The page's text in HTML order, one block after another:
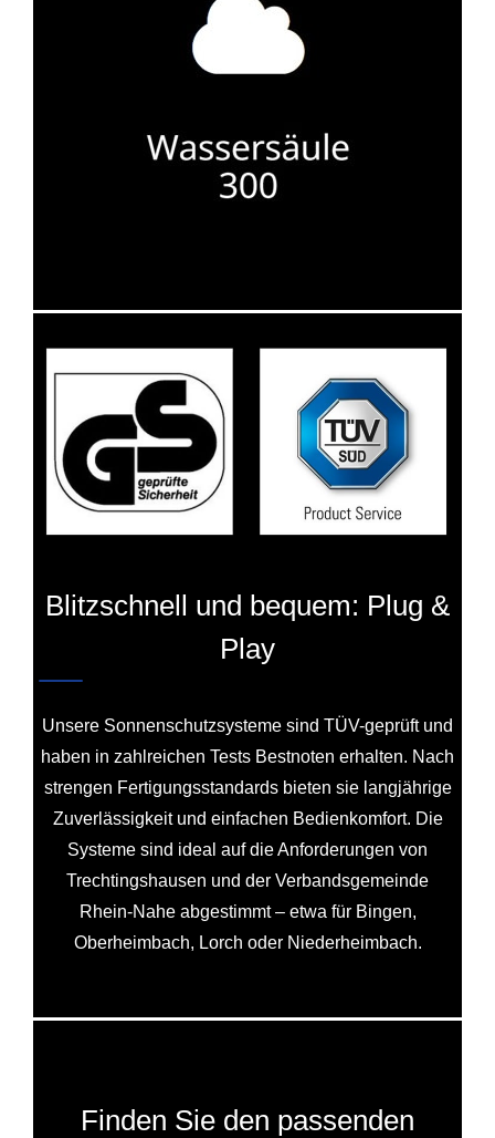
Blitzschnell und bequem: Plug &
Play
Unsere Sonnenschutzsysteme sind TÜV-geprüft und
haben in zahlreichen Tests Bestnoten erhalten. Nach
strengen Fertigungsstandards bieten sie langjährige
Zuverlässigkeit und einfachen Bedienkomfort. Die
Systeme sind ideal auf die Anforderungen von
Trechtingshausen und der Verbandsgemeinde
Rhein-Nahe abgestimmt – etwa für Bingen,
Oberheimbach, Lorch oder Niederheimbach.
Finden Sie den passenden